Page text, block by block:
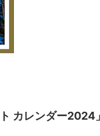
カレンダー